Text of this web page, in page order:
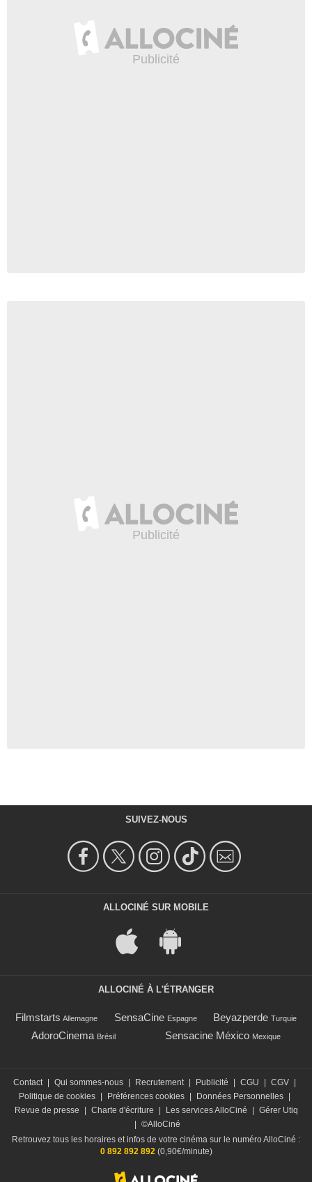
SUIVEZ-NOUS
ALLOCINÉ SUR MOBILE
ALLOCINÉ À L'ÉTRANGER
Filmstarts Allemagne SensaCine Espagne Beyazperde Turquie
AdoroCinema Brésil Sensacine México Mexique
Contact Qui sommes-nous Recrutement Publicité CGU CGV
Politique de cookies
Préférences cookies Données Personnelles
Revue de presse
Charte d'écriture Les services AlloCiné
Gérer Utiq
©AlloCiné
Retrouvez tous les horaires et infos de votre cinéma sur le numéro AlloCiné :
0 892 892 892(0,90€/minute)